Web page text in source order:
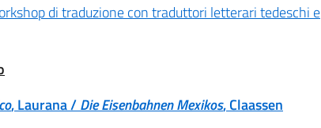
di traduzione con traduttori letterari tedeschi e
, Laurana /Die Eisenbahnen Mexikos, Claassen